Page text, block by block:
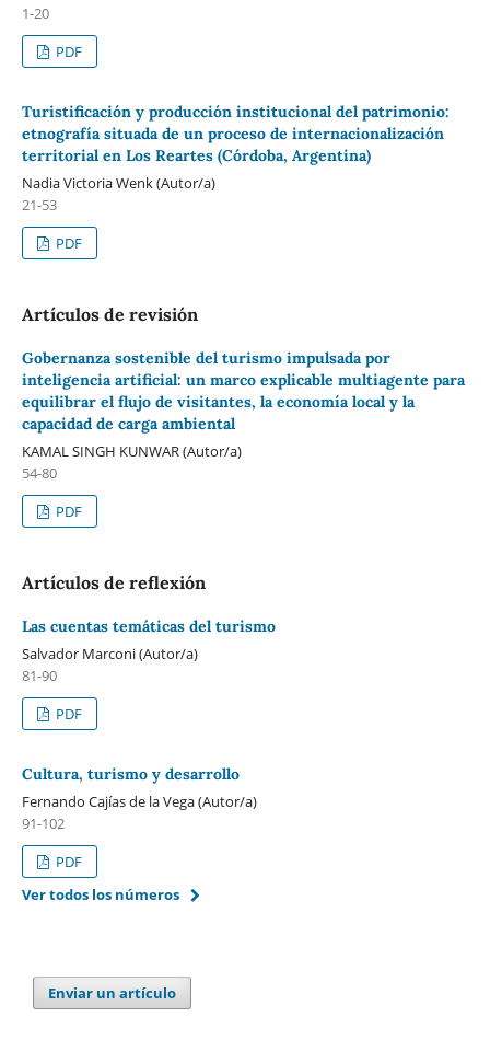
1-20
PDF
Turistificación y producción institucional del patrimonio:
etnografía situada de un proceso de internacionalización
territorial en Los Reartes (Córdoba, Argentina)
Nadia Victoria Wenk (Autor/a)
21-53
PDF
Artículos de revisión
Gobernanza sostenible del turismo impulsada por
inteligencia artificial: un marco explicable multiagente para
equilibrar el flujo de visitantes, la economía local y la
capacidad de carga ambiental
KAMAL SINGH KUNWAR (Autor/a)
54-80
PDF
Artículos de reflexión
Las cuentas temáticas del turismo
Salvador Marconi (Autor/a)
81-90
PDF
Cultura, turismo y desarrollo
Fernando Cajías de la Vega (Autor/a)
91-102
PDF
Ver todos los números
Enviar un artículo